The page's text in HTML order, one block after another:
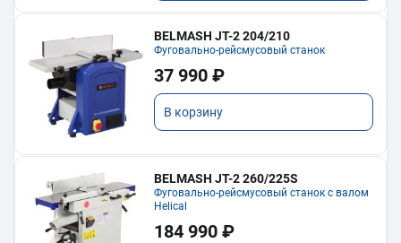
BELMASH JT-2 204/210
Фуговально-рейсмусовый станок
37 990 ₽
В корзину
BELMASH JT-2 260/225S
Фуговально-рейсмусовый станок с валом
Helical
184 990 ₽